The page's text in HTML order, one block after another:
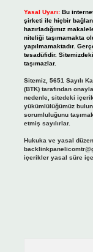
Yasal Uyarı: Bu
şirketi ile hiçbir
hazırladığımız
niteliği taşımamakta
yapılmamaktadır.
tesadüfidir.
taşımazlar.
Sitemiz, 5651 Sayılı
(BTK) tarafından
nedenle, sitedeki
yükümlülüğümüz
sorumluluğunu
etmiş sayılırlar.
Hukuka ve yasal
içerikler yasal süre